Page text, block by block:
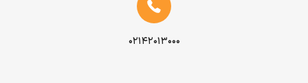
۰۲۱۴۲۰۱۳۰۰۰